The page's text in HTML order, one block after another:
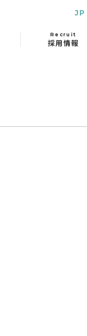
JP
Recruit
採用情報